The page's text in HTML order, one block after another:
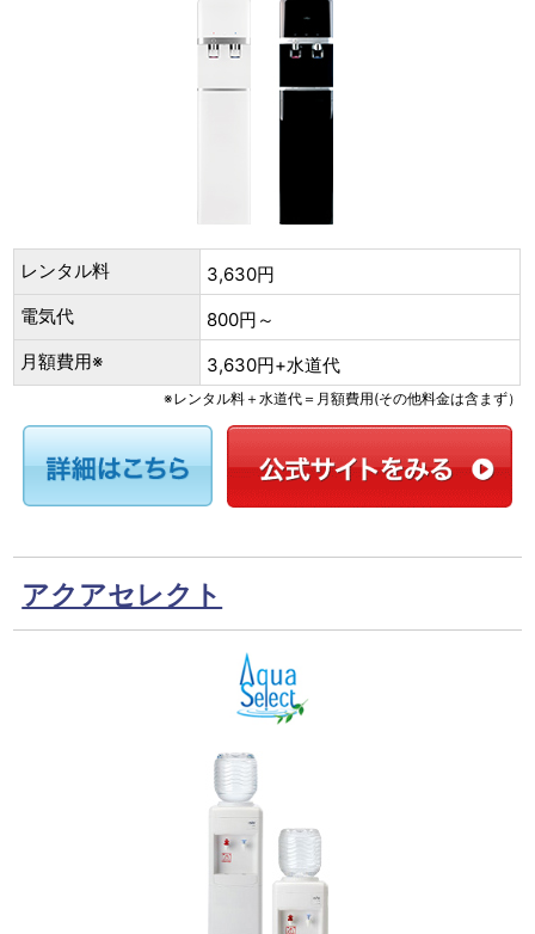
レンタル料
3,630円
電気代
800円～
月額費用※
3,630円+水道代
※レンタル料＋水道代＝月額費用(その他料金は含まず）
アクアセレクト